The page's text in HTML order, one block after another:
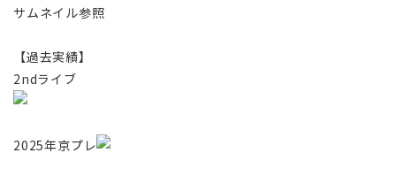
サムネイル参照
【過去実績】
2ndライブ
2025年京プレ